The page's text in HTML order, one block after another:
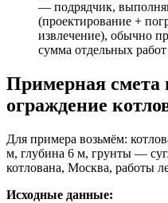
— подрядчик,
(проектирование +
извлечение), обычно
сумма отдельных
Примерная смета
ограждение
Для примера возьмём:
м, глубина 6 м, грунты —
котлована, Москва, работы
Исходные данные: